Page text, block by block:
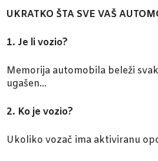
UKRATKO ŠTA SVE VAŠ
1. Je li vozio?
Memorija automobila beleži
ugašen…
2. Ko je vozio?
Ukoliko vozač ima aktiviranu